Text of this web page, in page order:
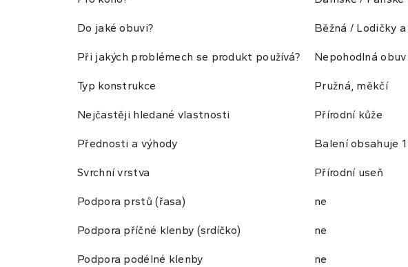
Do jaké obuvi? Běžná / Lodičky
Při jakých problémech se produkt používá? Nepohodlná
Typ konstrukce Pružná, měkčí
Nejčastěji hledané vlastnosti Přírodní kůže
Přednosti a výhody Balení obsahuje
Svrchní vrstva Přírodní useň
Podpora prstů (řasa) ne
Podpora příčné klenby (srdíčko) ne
Podpora podélné klenby ne